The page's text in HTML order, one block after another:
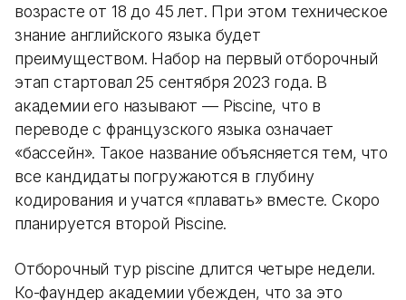
возрасте от 18 до 45 лет. При этом техническое
знание английского языка будет
преимуществом. Набор на первый отборочный
этап стартовал 25 сентября 2023 года. В
академии его называют — Piscine, что в
переводе с французского языка означает
«бассейн». Такое название объясняется тем, что
все кандидаты погружаются в глубину
кодирования и учатся «плавать» вместе. Скоро
планируется второй Piscine.
Отборочный тур piscine длится четыре недели.
Ко-фаундер академии убежден, что за это